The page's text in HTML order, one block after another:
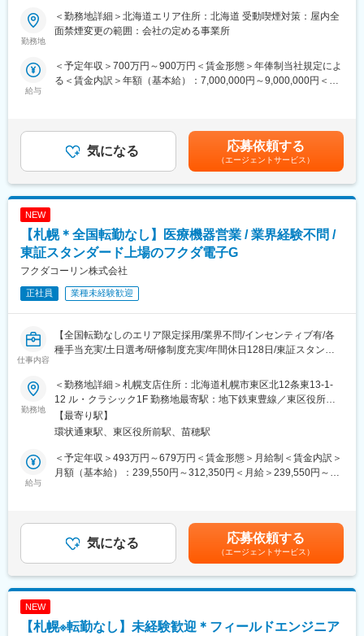
専門性を深め、将来的には製品戦略やマーケティング、教育担当
など多様なキャリアに挑戦可能。医療業界で長期的な成長を目指
■企業魅力
株式会社メディコンは、米国Fortune誌で「世界を変える企業」に
に貢献しています。
変更の範囲：会社の定める業務
■業務内容
規開拓の場合は、病院にお伺いして医師に会い製品についてお話
をします。開拓できる確率は２０％ほどですが、一度使っていた
＜一日の流れ＞
午前：医療機器の販売代理店に赴き情報収集⇒1件病院訪問
午後：2件病院訪問⇒手術立ち合い
＜製品情報＞
・人工関節領域（ヒップ・ニー領域）
多くの製品が欧米人の体格に合わせて作成されているのに対し
て、同社製品は台湾で製造されているためアジア人の骨格にフィ
ットする点が医師、患者様に喜ばれています。また、非常に丁寧
に作られているため、その点も高い評価を受けています。
■組織
リーのMTG実施など、社員間でのコミュニケーションもしっかり
とれる環境です。
・残業有無含めすべて裁量にお任せしております
■研修等について
ご入社後1週間程度まず製品について学んでいただきます。その後
■同社について
賞しました。共に「Implant and Tissue-Replacement Product」
部門でも優れた評価を獲得しています。世界各都市に支社を構
え、世界の整形外科医及び研究所と連携することで革新的な医療
技術を開発し、製品の設計、製造を続けています。また、2004年
勤務地
＜勤務地詳細＞北海道エリア住所：北海道 受動喫煙対策：屋内全
面禁煙変更の範囲：会社の定める事業所
給与
＜予定年収＞700万円～900万円＜賃金形態＞年俸制当社規定によ
る＜賃金内訳＞年額（基本給）：7,000,000円～9,000,000円＜月
であり、選考を通じて上下する可能性があります。月給(月額)は固
定手当を含めた表記です。
気になる 応募依頼する
（エージェントサービス）
NEW
【札幌＊全国転勤なし】医療機器営業 / 業界経験不問 /
東証スタンダード上場のフクダ電子G
フクダコーリン株式会社
正社員 業種未経験歓迎
仕事内容
【全国転勤なしのエリア限定採用/業界不問/インセンティブ有/各
種手当充実/土日選考/研修制度充実/年間休日128日/東証スタンダ
■業務概要：
東証スタンダード市場に上場しているフクダ電子株式会社のグル
ープ企業である当社にて、医療機器の提案営業に従事していただ
きます。ドクターや代理店との密なコミュニケーションや、良好
な関係構築を重要視する営業スタイルです。
■詳細イメージ：
・営業スタイル：代理店と協力して医療機関へ営業活動を行いま
す。基本的に事務所へ出社しますが、直行直帰をする場合もあり
ます。全員に社用車を貸与しています。
販売できるのは当社のみです。血圧計、体温計のデータを飛ば
勤務地
＜勤務地詳細＞札幌支店住所：北海道札幌市東区北12条東13-1-
12 ル・クラシック1F 勤務地最寄駅：地下鉄東豊線／東区役所前
駅受動喫煙対策：屋内全面禁煙変更の範囲：会社の定める事業所
（リモートワーク含む）
【最寄り駅】
環状通東駅、東区役所前駅、苗穂駅
給与
＜予定年収＞493万円～679万円＜賃金形態＞月給制＜賃金内訳＞
月額（基本給）：239,550円～312,350円＜月給＞239,550円～
性があります。月給(月額)は固定手当を含めた表記です。
気になる 応募依頼する
（エージェントサービス）
NEW
【札幌※転勤なし】未経験歓迎＊フィールドエンジニア